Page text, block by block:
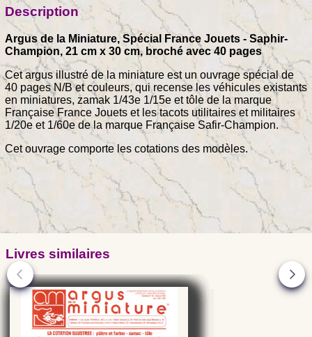
Description
Argus de la Miniature, Spécial France Jouets - Saphir-
Champion, 21 cm x 30 cm, broché avec 40 pages
Cet argus illustré de la miniature est un ouvrage spécial de
40 pages N/B et couleurs, qui recense les véhicules existants
en miniatures, zamak 1/43e 1/15e et tôle de la marque
Française France Jouets et les tacots utilitaires et militaires
1/20e et 1/60e de la marque Française Safir-Champion.
Cet ouvrage comporte les cotations des modèles.
Livres similaires